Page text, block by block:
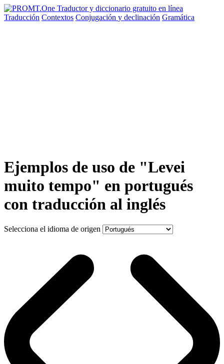
Traducción Contextos Conjugación y declinación Gramática
Ejemplos de uso de "Levei
muito tempo" en portugués
con traducción al inglés
Selecciona el idioma de origen